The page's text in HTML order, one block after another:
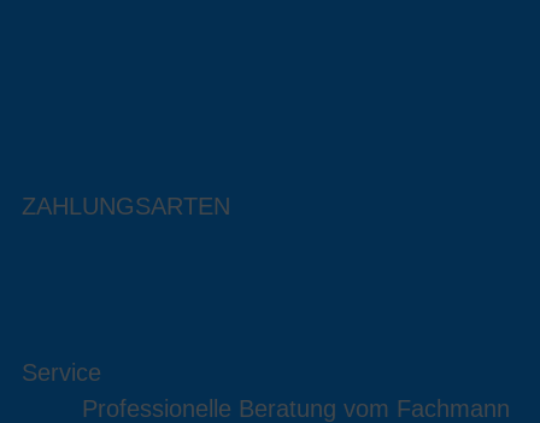
ZAHLUNGSARTEN
Service
Professionelle Beratung vom Fachmann